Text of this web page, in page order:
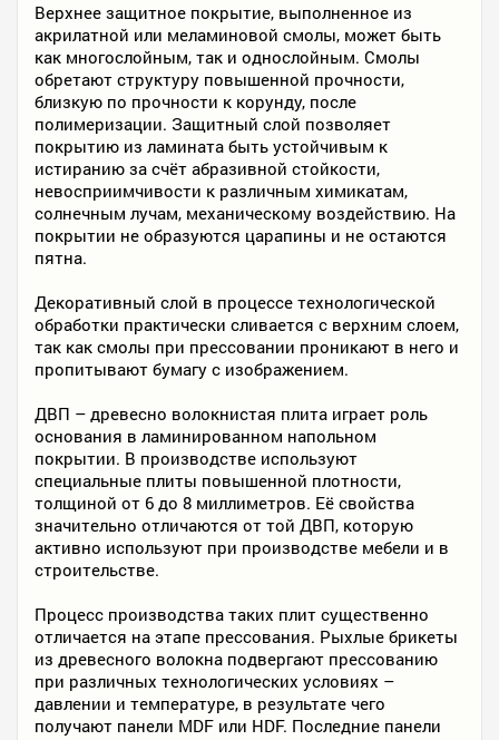
Верхнее защитное покрытие, выполненное из
акрилатной или меламиновой смолы, может быть
как многослойным, так и однослойным. Смолы
обретают структуру повышенной прочности,
близкую по прочности к корунду, после
полимеризации. Защитный слой позволяет
покрытию из ламината быть устойчивым к
истиранию за счёт абразивной стойкости,
невосприимчивости к различным химикатам,
солнечным лучам, механическому воздействию. На
покрытии не образуются царапины и не остаются
пятна.
Декоративный слой в процессе технологической
обработки практически сливается с верхним слоем,
так как смолы при прессовании проникают в него и
пропитывают бумагу с изображением.
ДВП – древесно волокнистая плита играет роль
основания в ламинированном напольном
покрытии. В производстве используют
специальные плиты повышенной плотности,
толщиной от 6 до 8 миллиметров. Её свойства
значительно отличаются от той ДВП, которую
активно используют при производстве мебели и в
строительстве.
Процесс производства таких плит существенно
отличается на этапе прессования. Рыхлые брикеты
из древесного волокна подвергают прессованию
при различных технологических условиях –
давлении и температуре, в результате чего
получают панели MDF или HDF. Последние панели